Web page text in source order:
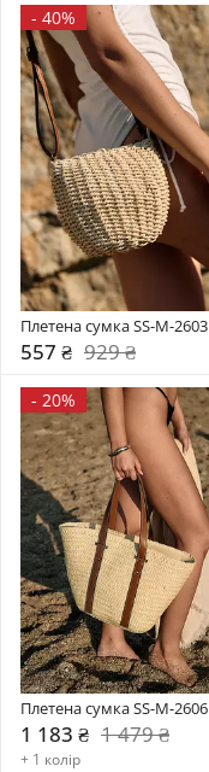
- 40%
Плетена сумка SS-M-2603
557 ₴ 929 ₴
- 20%
Плетена сумка SS-M-2606
1 183 ₴ 1 479 ₴
+ 1 колір